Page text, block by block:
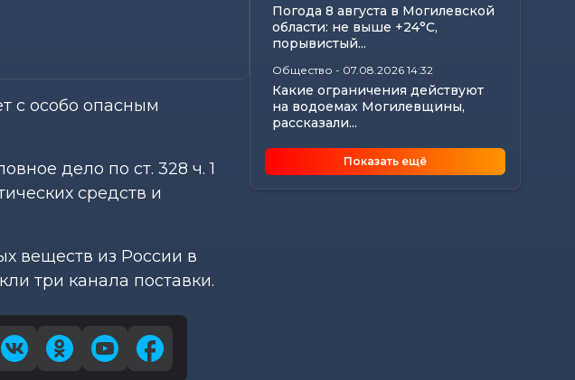
с особо опасным
дело по ст. 328 ч. 1
средств и
веществ из России в
три канала поставки.
Погода 8 августа в Могилевской
области: не выше +24°С,
порывистый...
Общество - 07.08.2026 14:32
Какие ограничения действуют
на водоемах Могилевщины,
рассказали...
Экономика -07.08.2026 14:16
Передовиков жатвы чествовали
в Костюковичском районе
Показать ещё